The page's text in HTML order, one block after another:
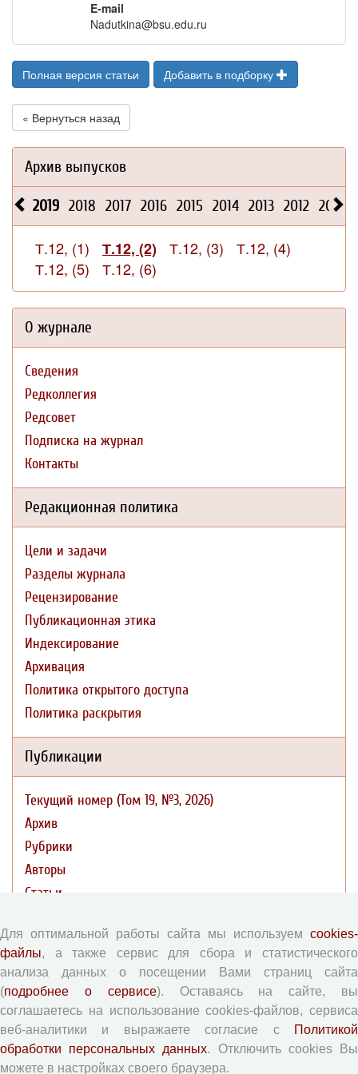
E-mail
Nadutkina@bsu.edu.ru
Полная версия статьи Добавить в подборку
« Вернуться назад
Архив выпусков
2019 2018 2017 2016 2015 2014 2013 2012 2011
Т.12, (1) Т.12, (2) Т.12, (3)
Т.12, (4)
Т.12, (5)
Т.12, (6)
О журнале
Сведения
Редколлегия
Редсовет
Подписка на журнал
Контакты
Редакционная политика
Цели и задачи
Разделы журнала
Рецензирование
Публикационная этика
Индексирование
Архивация
Политика открытого доступа
Политика раскрытия
Публикации
Текущий номер (Том 19, №3, 2026)
Архив
Рубрики
Авторы
Статьи
Подборка статей
Авторам
Правила для авторов
Типовой лицензионный договор
Для оптимальной работы сайта мы используем cookies-
файлы, а также сервис для сбора и статистического
анализа данных о посещении Вами страниц сайта
(подробнее о сервисе). Оставаясь на сайте, вы
соглашаетесь на использование cookies-файлов, сервиса
веб-аналитики и выражаете согласие с
Политикой
обработки персональных данных. Отключить cookies Вы
можете в настройках своего браузера.